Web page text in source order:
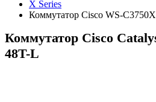
X Series
Коммутатор Cisco WS-
Коммутатор Cisco
48T-L